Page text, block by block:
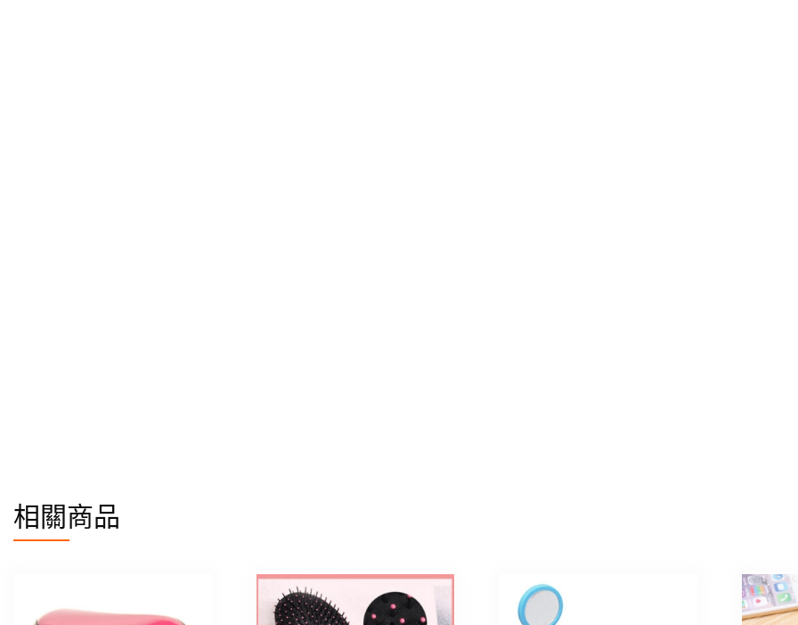
相關商品